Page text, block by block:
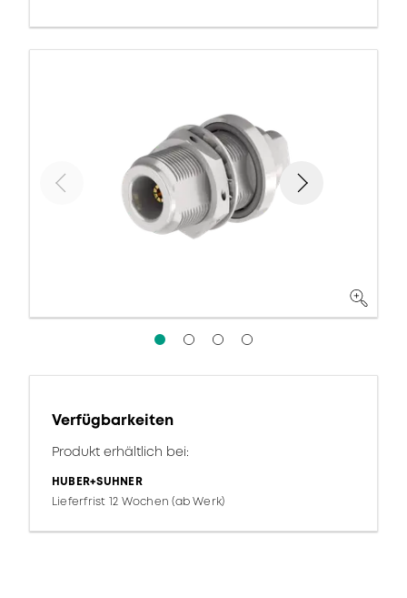
Verfügbarkeiten
Produkt erhältlich bei:
HUBER+SUHNER
Lieferfrist 12 Wochen (ab Werk)